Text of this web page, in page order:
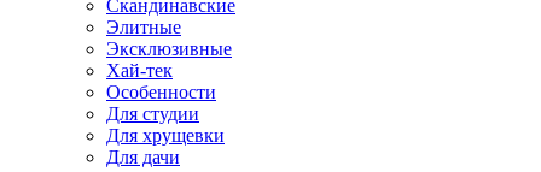
Скандинавские
Элитные
Эксклюзивные
Хай-тек
Особенности
Для студии
Для хрущевки
Для дачи